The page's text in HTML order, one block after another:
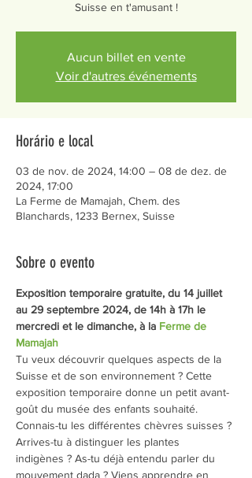
Suisse en t'amusant !
Aucun billet en vente
Voir d'autres événements
Horário e local
03 de nov. de 2024, 14:00 – 08 de dez. de
2024, 17:00
La Ferme de Mamajah, Chem. des
Blanchards, 1233 Bernex, Suisse
Sobre o evento
Exposition temporaire gratuite, du 14 juillet
au 29 septembre 2024, de 14h à 17h le
mercredi et le dimanche, à la Ferme de
Mamajah
Tu veux découvrir quelques aspects de la
Suisse et de son environnement ? Cette
exposition temporaire donne un petit avant-
goût du musée des enfants souhaité.
Connais-tu les différentes chèvres suisses ?
Arrives-tu à distinguer les plantes
indigènes ? As-tu déjà entendu parler du
mouvement dada ? Viens apprendre en